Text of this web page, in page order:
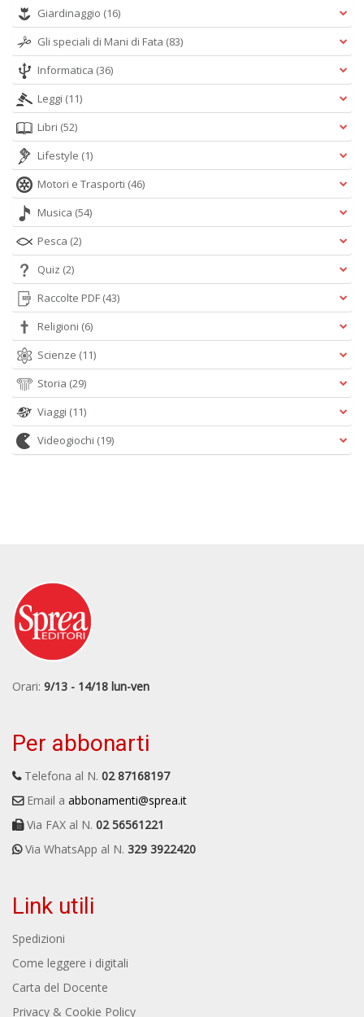
Giardinaggio (16)
Gli speciali di Mani di Fata (83)
Informatica (36)
Leggi (11)
Libri (52)
Lifestyle (1)
Motori e Trasporti (46)
Musica (54)
Pesca (2)
Quiz (2)
Raccolte PDF (43)
Religioni (6)
Scienze (11)
Storia (29)
Viaggi (11)
Videogiochi (19)
Orari: 9/13 - 14/18 lun-ven
Per abbonarti
Telefona al N. 02 87168197
Email a abbonamenti@sprea.it
Via FAX al N. 02 56561221
Via WhatsApp al N. 329 3922420
Link utili
Spedizioni
Come leggere i digitali
Carta del Docente
Privacy & Cookie Policy